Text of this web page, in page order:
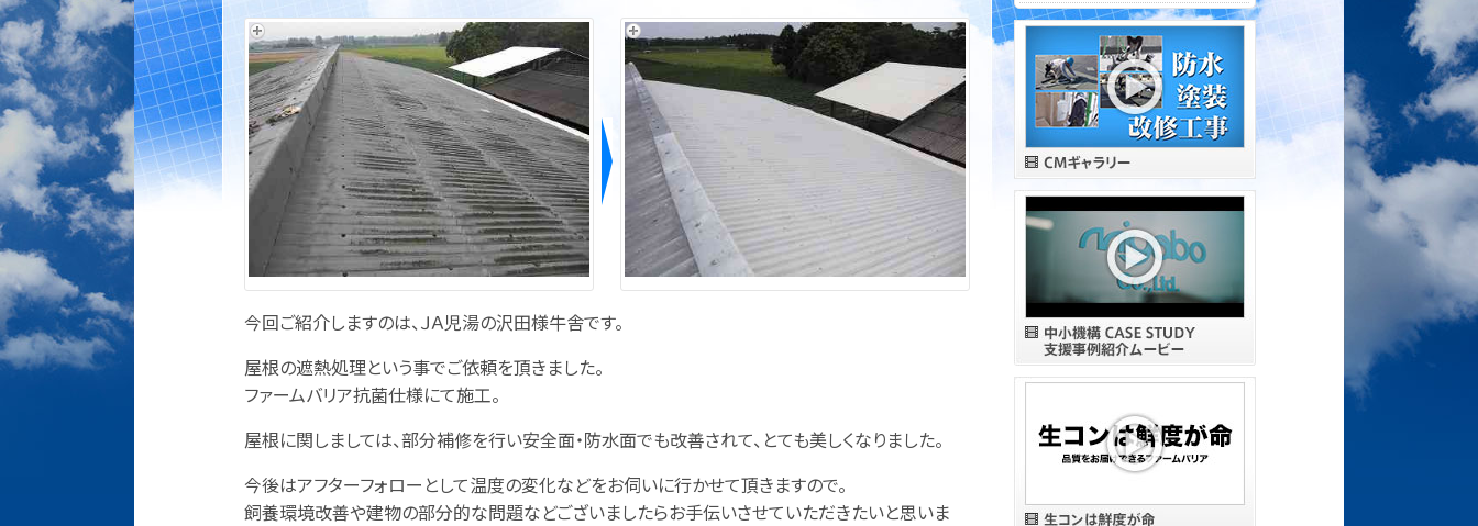
今回ご紹介しますのは、ＪＡ児湯の沢田様牛舎です。
屋根の遮熱処理という事でご依頼を頂きました。
ファームバリア抗菌仕様にて施工。
屋根に関しましては、部分補修を行い安全面・防水面でも改善されて、とても美しくなりました。
今後はアフターフォローとして温度の変化などをお伺いに行かせて頂きますので。
飼養環境改善や建物の部分的な問題などございましたらお手伝いさせていただきたいと思いま